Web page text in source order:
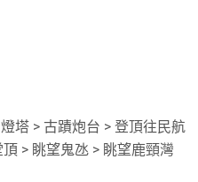
塔 > 古蹟炮台 > 登頂往民航
> 眺望鬼氹 > 眺望鹿頸灣